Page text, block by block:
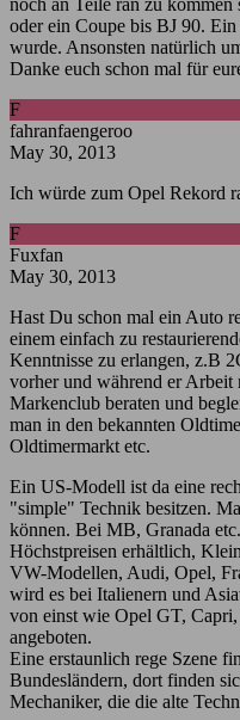
oder ein Coupe bis BJ 90.
wurde. Ansonsten natürlich
Danke euch schon mal für
F
fahranfaengeroo
May 30, 2013
Ich würde zum Opel Rekord
F
Fuxfan
May 30, 2013
Hast Du schon mal ein Auto
einem einfach zu
Kenntnisse zu erlangen, z.B
vorher und während er Arbeit
Markenclub beraten und
man in den bekannten
Oldtimermarkt etc.
Ein US-Modell ist da eine
"simple" Technik besitzen.
können. Bei MB, Granada
Höchstpreisen erhältlich,
VW-Modellen, Audi, Opel,
wird es bei Italienern und
von einst wie Opel GT,
angeboten.
Eine erstaunlich rege Szene
Bundesländern, dort finden
Mechaniker, die die alte